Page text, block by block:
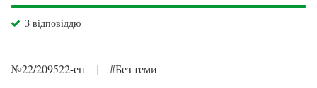
З відповіддю
№22/209522-еп | #Без теми